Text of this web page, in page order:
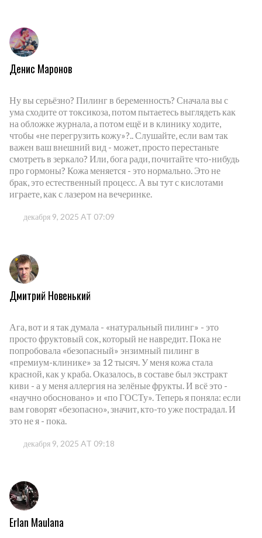
Денис Маронов
Ну вы серьёзно? Пилинг в беременность? Сначала вы с
ума сходите от токсикоза, потом пытаетесь выглядеть как
на обложке журнала, а потом ещё и в клинику ходите,
чтобы «не перегрузить кожу»?.. Слушайте, если вам так
важен ваш внешний вид - может, просто перестаньте
смотреть в зеркало? Или, бога ради, почитайте что-нибудь
про гормоны? Кожа меняется - это нормально. Это не
брак, это естественный процесс. А вы тут с кислотами
играете, как с лазером на вечеринке.
декабря 9, 2025 AT 07:09
Дмитрий Новенький
Ага, вот и я так думала - «натуральный пилинг» - это
просто фруктовый сок, который не навредит. Пока не
попробовала «безопасный» энзимный пилинг в
«премиум-клинике» за 12 тысяч. У меня кожа стала
красной, как у краба. Оказалось, в составе был экстракт
киви - а у меня аллергия на зелёные фрукты. И всё это -
«научно обосновано» и «по ГОСТу». Теперь я поняла: если
вам говорят «безопасно», значит, кто-то уже пострадал. И
это не я - пока.
декабря 9, 2025 AT 09:18
Erlan Maulana